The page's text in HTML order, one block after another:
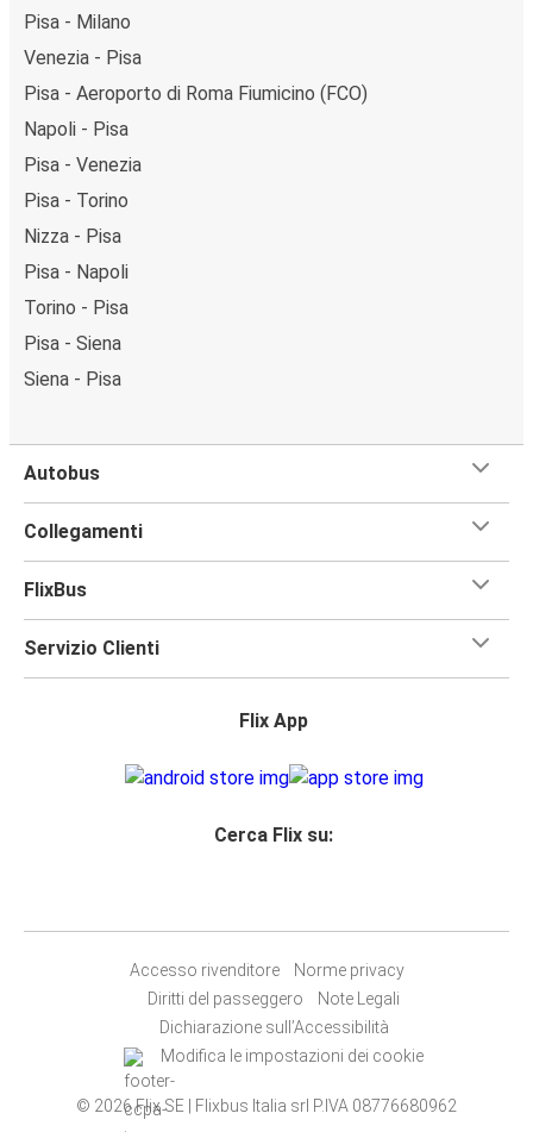
Pisa - Milano
Venezia - Pisa
Pisa - Aeroporto di Roma Fiumicino (FCO)
Napoli - Pisa
Pisa - Venezia
Pisa - Torino
Nizza - Pisa
Pisa - Napoli
Torino - Pisa
Pisa - Siena
Siena - Pisa
Autobus
Collegamenti
FlixBus
Servizio Clienti
Flix App
Cerca Flix su:
Accesso rivenditore
Norme privacy
Diritti del passeggero
Note Legali
Dichiarazione sull’Accessibilità
Modifica le impostazioni dei cookie
© 2026 Flix SE | Flixbus Italia srl P.IVA 08776680962